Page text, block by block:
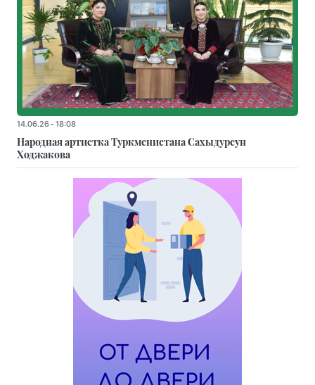
14.06.26 - 18:08
Народная артистка Туркменистана Сахыдурсун
Ходжакова